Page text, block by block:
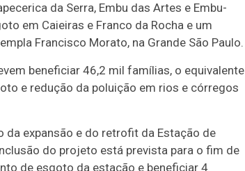
da Serra, Embu das Artes e Embu-
em Caieiras e Franco da Rocha e um
Francisco Morato, na Grande São Paulo.
beneficiar 46,2 mil famílias, o equivalente
e redução da poluição em rios e córregos
da expansão e do retrofit da Estação de
do projeto está prevista para o fim de
de esgoto da estação e beneficiar 4